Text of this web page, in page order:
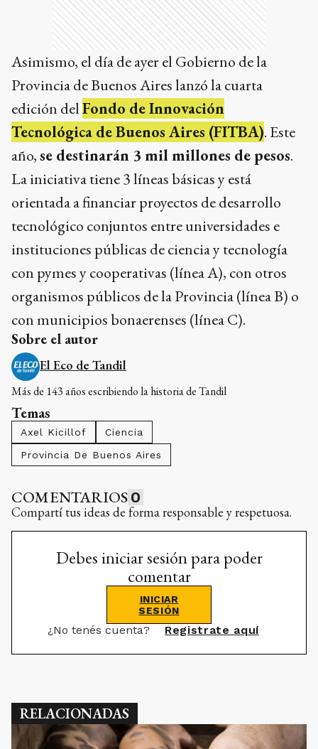
edición delFondo de Innovación
Tecnológica de Buenos Aires (FITBA). Este
año,se destinarán 3 mil millones de pesos
La iniciativa tiene 3 líneas básicas y está
orientada a financiar proyectos de desarrollo
tecnológico conjuntos entre universidades e
instituciones públicas de ciencia y tecnología
con pymes y cooperativas (línea A), con otros
organismos públicos de la Provincia (línea B) o
con municipios bonaerenses (línea C).
Sobre el autor
Más de 143 años escribiendo la historia de Tandil
Temas
Axel Kicillof
Provincia De Buenos Aires
COMENTARIOS0
Compartí tus ideas de forma responsable y respetuosa.
Debes iniciar sesión para poder
INICIAR
SESIÓN
¿No tenés cuenta? Registrate aquí